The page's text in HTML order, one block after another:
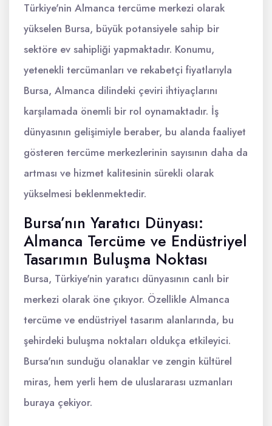
Türkiye'nin Almanca tercüme merkezi olarak
yükselen Bursa, büyük potansiyele sahip bir
sektöre ev sahipliği yapmaktadır. Konumu,
yetenekli tercümanları ve rekabetçi fiyatlarıyla
Bursa, Almanca dilindeki çeviri ihtiyaçlarını
karşılamada önemli bir rol oynamaktadır. İş
dünyasının gelişimiyle beraber, bu alanda faaliyet
gösteren tercüme merkezlerinin sayısının daha da
artması ve hizmet kalitesinin sürekli olarak
yükselmesi beklenmektedir.
Bursa’nın Yaratıcı Dünyası:
Almanca Tercüme ve Endüstriyel
Tasarımın Buluşma Noktası
Bursa, Türkiye'nin yaratıcı dünyasının canlı bir
merkezi olarak öne çıkıyor. Özellikle Almanca
tercüme ve endüstriyel tasarım alanlarında, bu
şehirdeki buluşma noktaları oldukça etkileyici.
Bursa'nın sunduğu olanaklar ve zengin kültürel
miras, hem yerli hem de uluslararası uzmanları
buraya çekiyor.